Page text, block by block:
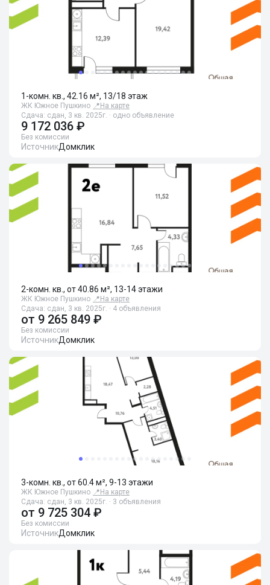
1-комн. кв., 42.16 м², 13/18 этаж
ЖК Южное Пушкино 📍 На карте
Сдача: сдан, 3 кв. 2025г. · одно объявление
9 172 036 ₽
Без комиссии
ИсточникДомклик
2-комн. кв., от 40.86 м², 13-14 этажи
ЖК Южное Пушкино 📍 На карте
Сдача: сдан, 3 кв. 2025г. · 4 объявления
от 9 265 849 ₽
Без комиссии
ИсточникДомклик
3-комн. кв., от 60.4 м², 9-13 этажи
ЖК Южное Пушкино 📍 На карте
Сдача: сдан, 3 кв. 2025г. · 3 объявления
от 9 725 304 ₽
Без комиссии
ИсточникДомклик